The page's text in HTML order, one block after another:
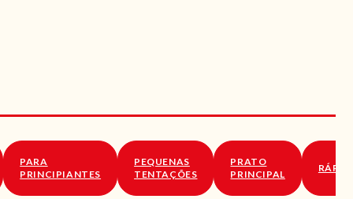
PARA
PRINCIPIANTES
PEQUENAS
TENTAÇÕES
PRATO
PRINCIPAL